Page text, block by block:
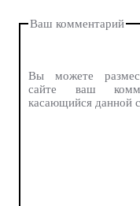
Ваш комментарий
Вы можете
сайте ваш
касающийся данной